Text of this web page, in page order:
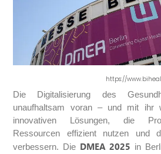
https://
Die Digitalisierung des
unaufhaltsam voran – und mit ihr
innovativen Lösungen, die
Ressourcen effizient nutzen und
verbessern. Die DMEA 2025 in